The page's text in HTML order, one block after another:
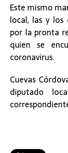
Este mismo
local, las y los
por la pronta
quien se
coronavirus.
Cuevas
diputado